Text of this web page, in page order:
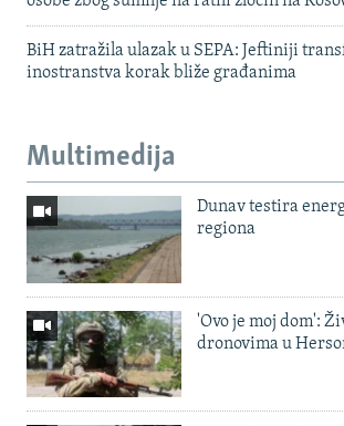
BiH zatražila ulazak u SEPA: Jeftiniji
inostranstva korak bliže građanima
Multimedija
Dunav testira
regiona
'Ovo je moj dom':
dronovima u